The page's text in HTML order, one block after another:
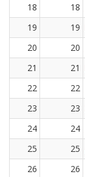
18
18
19
19
20
20
21
21
22
22
23
23
24
24
25
25
26
26